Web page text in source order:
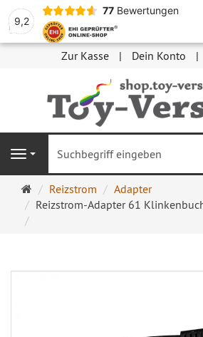
9,2
77 Bewertungen
Zur Kasse Dein Konto
Navigation
Startseite
Reizstrom
Adapter
Reizstrom-Adapter 61